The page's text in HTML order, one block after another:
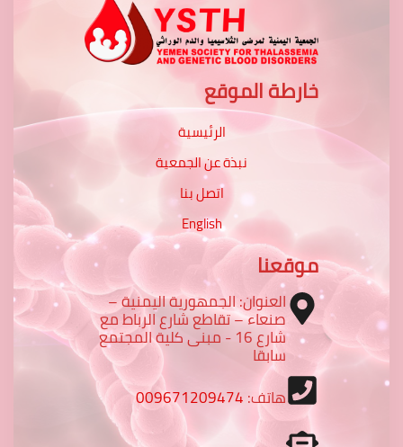
خارطة الموقع
الرئيسية
نبذة عن الجمعية
اتصل بنا
English
موقعنا
العنوان: الجمهورية اليمنية –
صنعاء – تقاطع شارع الرباط مع
شارع 16 - مبنى كلية المجتمع
سابقا
هاتف:009671209474